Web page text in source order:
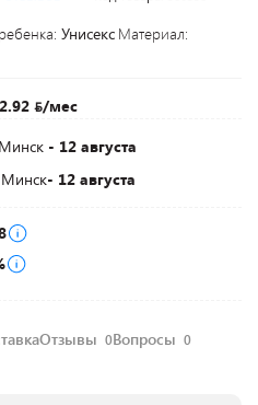
Унисекс Материал:
2.92
/мес
- 12 августа
Минск- 12 августа
Отзывы 0Вопросы 0